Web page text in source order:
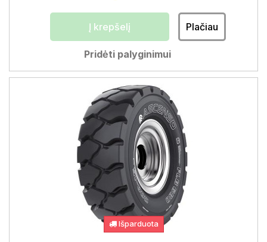
Į krepšelį Plačiau
Pridėti palyginimui
Išparduota